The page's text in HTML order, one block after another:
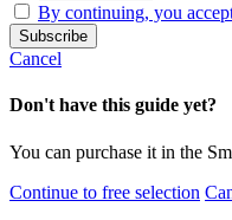
By continuing, you
Cancel
Don't have this guide yet?
You can purchase it in the
Continue to free selection